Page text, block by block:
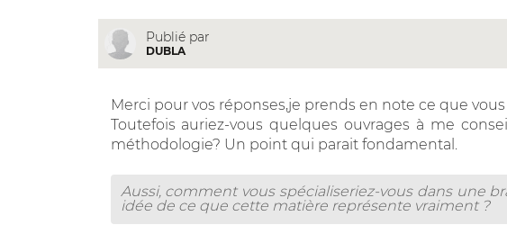
Publié par
DUBLA
Merci pour vos réponses,je prends en note ce que
Toutefois auriez-vous quelques ouvrages à me
méthodologie? Un point qui parait fondamental.
Aussi, comment vous spécialiseriez-vous dans une
idée de ce que cette matière représente vraiment ?